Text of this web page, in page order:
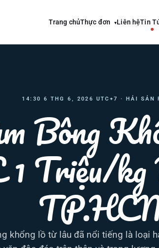
Trang chủThực đơn ▾Liên hệTin
14:30 6 THG 6, 2026 UTC+7 · HẢI SẢN
Bông
1 Triệu/
khổng lồ từ lâu đã nổi tiếng là loại